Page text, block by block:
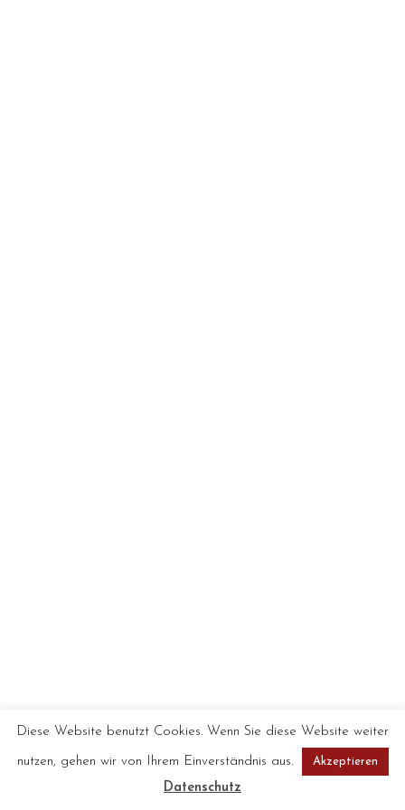
Diese Website benutzt Cookies. Wenn Sie diese Website weiter
nutzen, gehen wir von Ihrem Einverständnis aus. Akzeptieren
Datenschutz